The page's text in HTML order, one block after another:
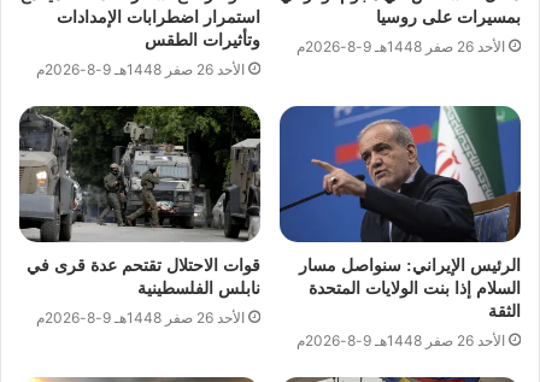
بمسيرات على روسيا
الأحد 26 صفر 1448هـ 9-8-2026م
استمرار اضطرابات الإمدادات
وتأثيرات الطقس
الأحد 26 صفر 1448هـ 9-8-2026م
الرئيس الإيراني: سنواصل مسار
السلام إذا بنت الولايات المتحدة
الثقة
الأحد 26 صفر 1448هـ 9-8-2026م
قوات الاحتلال تقتحم عدة قرى في
نابلس الفلسطينية
الأحد 26 صفر 1448هـ 9-8-2026م